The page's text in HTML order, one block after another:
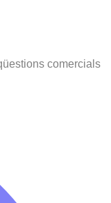
comercials